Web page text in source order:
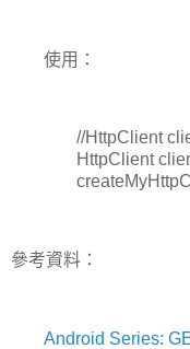
使用：
//HttpClient
HttpClient
參考資料：
Android Series: